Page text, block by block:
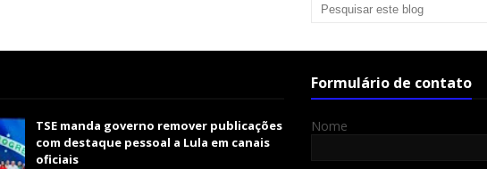
TSE manda governo remover publicações
com destaque pessoal a Lula em canais
oficiais
Formulário de contato
Nome